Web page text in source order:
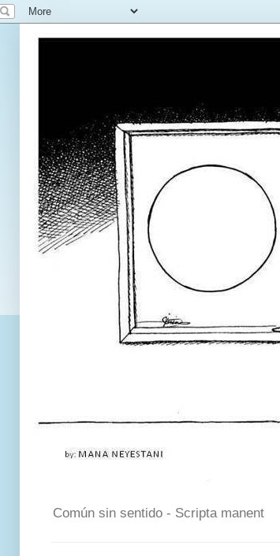
Común sin sentido - Scripta manent